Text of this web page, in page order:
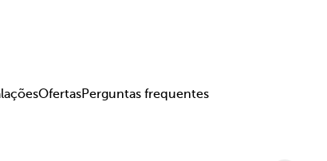
OfertasPerguntas frequentes